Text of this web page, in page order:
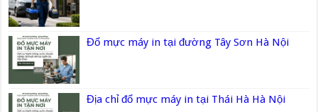
Đổ mực máy in tại đường Tây Sơn Hà Nội
Địa chỉ đổ mực máy in tại Thái Hà Hà Nội